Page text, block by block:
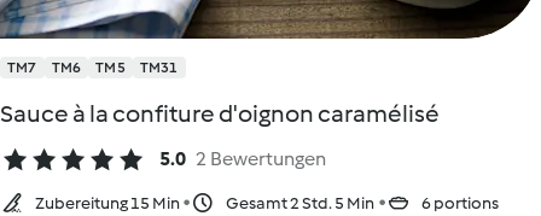
TM7 TM6 TM5 TM31
Sauce à la confiture d'oignon caramélisé
5.0 2 Bewertungen
Zubereitung 15 Min Gesamt 2 Std. 5 Min 6 portions